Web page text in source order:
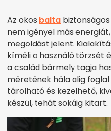
Az okos balta
nem igényel más
megoldást jelent.
kíméli a használó törzsét
a család bármely tagja
méretének hála alig
tárolható és kezelhető,
készül, tehát sokáig kitart.